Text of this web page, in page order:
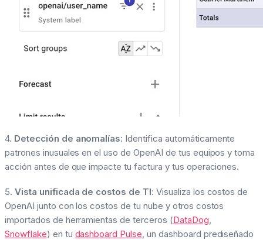
4. Detección de anomalías: Identifica automáticamente
patrones inusuales en el uso de OpenAI de tus equipos y toma
acción antes de que impacte tu factura y tus operaciones.
5. Vista unificada de costos de TI: Visualiza los costos de
OpenAI junto con los costos de tu nube y otros costos
importados de herramientas de terceros (DataDog,
Snowflake) en tu dashboard Pulse, un dashboard prediseñado